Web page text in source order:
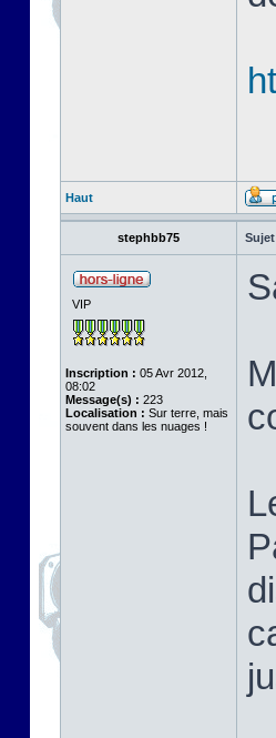
Haut
stephbb75
VIP
Inscription : 05 Avr 2012,
08:02
Message(s) : 223
Localisation : Sur terre, mais
souvent dans les nuages !